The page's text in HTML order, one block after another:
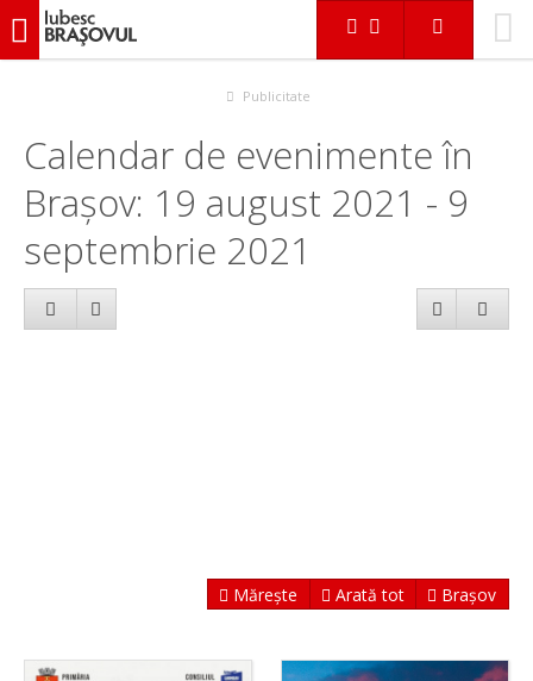
iubescbraşovul.ro
Publicitate
Calendar de evenimente în
Brașov: 19 august 2021 - 9
septembrie 2021
Mărește Arată tot Brașov